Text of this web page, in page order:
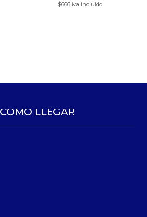
$666 iva incluido.
COMO LLEGAR